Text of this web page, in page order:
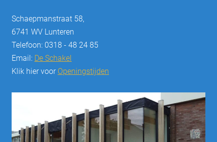
Schaepmanstraat 58,
6741 WV Lunteren
Telefoon: 0318 - 48 24 85
Email: De Schakel
Klik hier voor Openingstijden